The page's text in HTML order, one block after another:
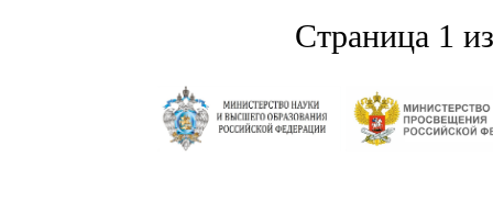
Страница 1